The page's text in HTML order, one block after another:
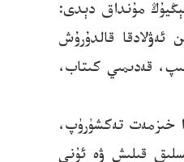
ليۇ چېڭيۇڭ مۇنداق دېدى:
ئەۋلادقا قالدۇرۇش
قەدىمىي كىتاب،
خىزمەت تەكشۈرۈپ،
قىلىش ۋە ئۇنى